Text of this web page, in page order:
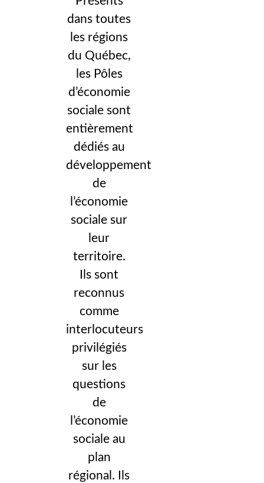
dans toutes
les régions
du Québec,
les Pôles
d’économie
sociale sont
entièrement
dédiés au
développement
de
l’économie
sociale sur
leur
territoire.
Ils sont
reconnus
comme
interlocuteurs
privilégiés
sur les
questions
de
l’économie
sociale au
plan
régional. Ils